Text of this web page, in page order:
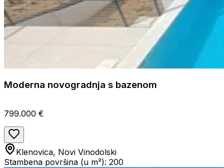
Moderna novogradnja s bazenom
799.000 €
Klenovica, Novi Vinodolski
Stambena površina (u m²): 200